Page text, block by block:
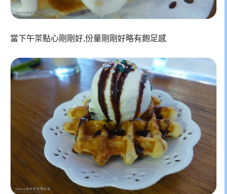
當下午茶點心剛剛好,份量剛剛好略有飽足感